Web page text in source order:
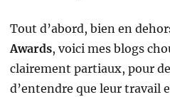
Tout d’abord, bien en
Awards, voici mes blogs
clairement partiaux, pour
d’entendre que leur travail